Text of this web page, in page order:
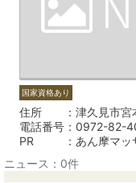
国家資格あり
住所
津久見市宮
電話番号
0972-82-
PR
あん摩マッ
ニュース：0件